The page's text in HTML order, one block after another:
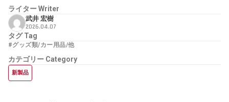
ライターWriter
武井 宏樹
2026.04.07
タグTag
#グッズ類/カー用品/他
カテゴリー Category
新製品